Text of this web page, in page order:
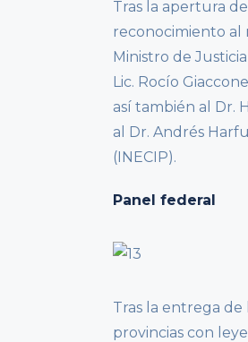
Tras la apertura
reconocimiento al
Ministro de
Lic. Rocío
así también al Dr.
al Dr. Andrés
(INECIP).
Panel federal
Tras la entrega de
provincias con